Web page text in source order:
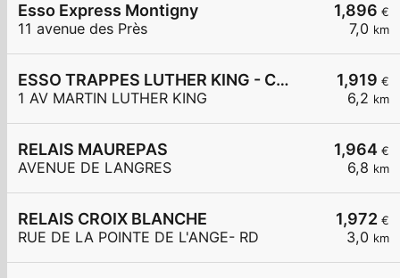
1,896 €
7,0 km
Esso Express Montigny
11 avenue des Près
1,919 €
6,2 km
ESSO TRAPPES LUTHER KING - CARREFOUR EXPRESS
1 AV MARTIN LUTHER KING
1,964 €
6,8 km
RELAIS MAUREPAS
AVENUE DE LANGRES
1,972 €
3,0 km
RELAIS CROIX BLANCHE
RUE DE LA POINTE DE L'ANGE- RD